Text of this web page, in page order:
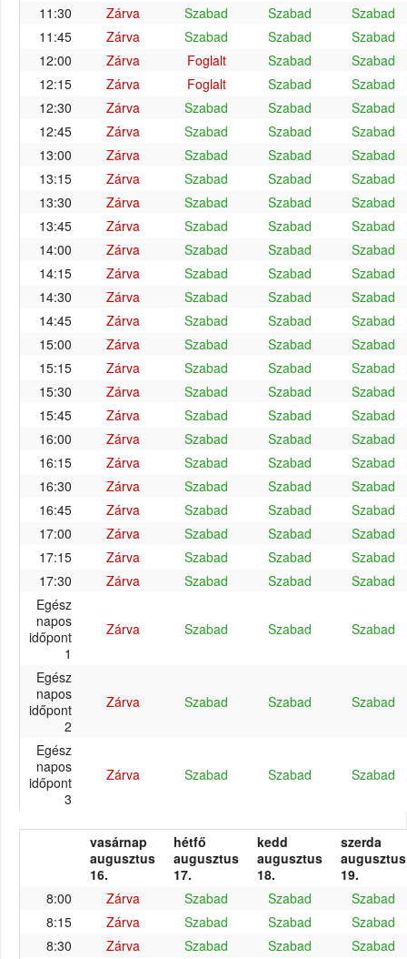
11:30
Zárva Szabad Szabad
Szabad
11:45
Zárva Szabad Szabad
Szabad
12:00
Zárva Foglalt Szabad
Szabad
12:15
Zárva Foglalt Szabad
Szabad
12:30
Zárva Szabad Szabad
Szabad
12:45
Zárva Szabad Szabad
Szabad
13:00
Zárva Szabad Szabad
Szabad
13:15
Zárva Szabad Szabad
Szabad
13:30
Zárva Szabad Szabad
Szabad
13:45
Zárva Szabad Szabad
Szabad
14:00
Zárva Szabad Szabad
Szabad
14:15
Zárva Szabad Szabad
Szabad
14:30
Zárva Szabad Szabad
Szabad
14:45
Zárva Szabad Szabad
Szabad
15:00
Zárva Szabad Szabad
Szabad
15:15
Zárva Szabad Szabad
Szabad
15:30
Zárva Szabad Szabad
Szabad
15:45
Zárva Szabad Szabad
Szabad
16:00
Zárva Szabad Szabad
Szabad
16:15
Zárva Szabad Szabad
Szabad
16:30
Zárva Szabad Szabad
Szabad
16:45
Zárva Szabad Szabad
Szabad
17:00
Zárva Szabad Szabad
Szabad
17:15
Zárva Szabad Szabad
Szabad
17:30
Zárva Szabad Szabad
Szabad
Egész
napos
időpont
1
Zárva Szabad Szabad Szabad
Egész
napos
időpont
2
Zárva Szabad Szabad Szabad
Egész
napos
időpont
3
Zárva Szabad Szabad Szabad
vasárnap
augusztus
16.
hétfő
augusztus
17.
kedd
augusztus
18.
szerda
augusztus
19.
8:00
Zárva Szabad Szabad
Szabad
8:15
Zárva Szabad Szabad
Szabad
8:30
Zárva Szabad Szabad
Szabad